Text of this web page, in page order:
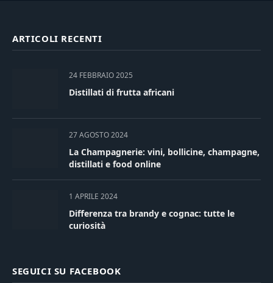
ARTICOLI RECENTI
24 FEBBRAIO 2025
Distillati di frutta africani
27 AGOSTO 2024
La Champagnerie: vini, bollicine, champagne,
distillati e food online
1 APRILE 2024
Differenza tra brandy e cognac: tutte le
curiosità
SEGUICI SU FACEBOOK